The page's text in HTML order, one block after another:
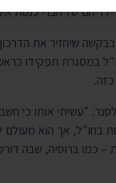
של חברי כנסת
בבקשה שיחזיר את
במסגרת תפקידו
"עשיתי אותו כי
בחו"ל, אך הוא מעולם
כמו ברוסיה, שבה